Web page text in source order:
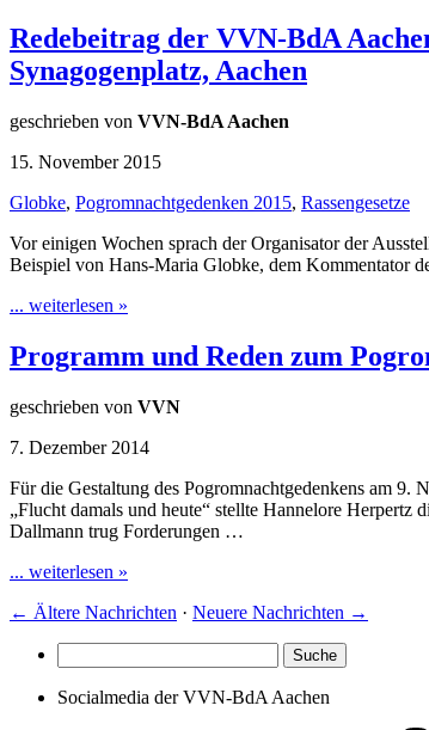
Redebeitrag der VVN-BdA
Synagogenplatz, Aachen
geschrieben von VVN-BdA Aachen
15. November 2015
Globke, Pogromnachtgedenken 2015, Rassengesetze
Vor einigen Wochen sprach der Organisator der
Beispiel von Hans-Maria Globke, dem Kommentator
... weiterlesen »
Programm und Reden zum
geschrieben von VVN
7. Dezember 2014
Für die Gestaltung des Pogromnachtgedenkens am 9.
„Flucht damals und heute“ stellte Hannelore
Dallmann trug Forderungen …
... weiterlesen »
← Ältere Nachrichten · Neuere Nachrichten →
Socialmedia der VVN-BdA Aachen